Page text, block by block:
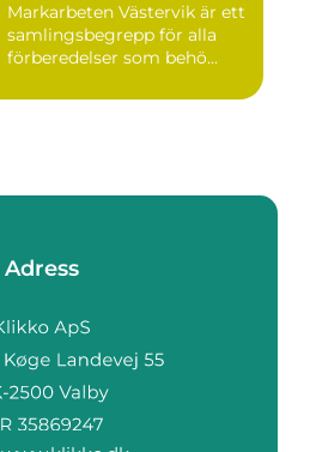
Markarbeten Västervik är ett
samlingsbegrepp för alla
förberedelser som behö...
Adress